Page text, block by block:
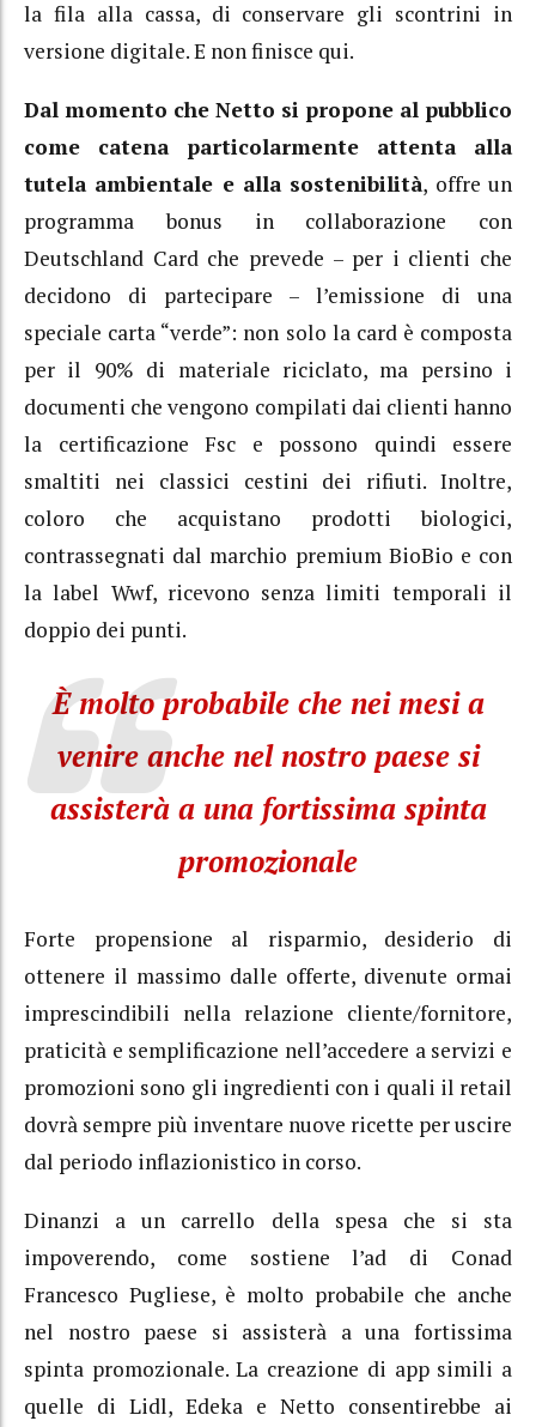
la fila alla cassa, di conservare gli scontrini in
versione digitale. E non finisce qui.
Dal momento che Netto si propone al pubblico
come catena particolarmente attenta alla
tutela ambientale e alla sostenibilità, offre un
programma bonus in collaborazione con
Deutschland Card che prevede – per i clienti che
decidono di partecipare – l’emissione di una
speciale carta “verde”: non solo la card è composta
per il 90% di materiale riciclato, ma persino i
documenti che vengono compilati dai clienti hanno
la certificazione Fsc e possono quindi essere
smaltiti nei classici cestini dei rifiuti. Inoltre,
coloro che acquistano prodotti biologici,
contrassegnati dal marchio premium BioBio e con
la label Wwf, ricevono senza limiti temporali il
doppio dei punti.
È molto probabile che nei mesi a
venire anche nel nostro paese si
assisterà a una fortissima spinta
promozionale
Forte propensione al risparmio, desiderio di
ottenere il massimo dalle offerte, divenute ormai
imprescindibili nella relazione cliente/fornitore,
praticità e semplificazione nell’accedere a servizi e
promozioni sono gli ingredienti con i quali il retail
dovrà sempre più inventare nuove ricette per uscire
dal periodo inflazionistico in corso.
Dinanzi a un carrello della spesa che si sta
impoverendo, come sostiene l’ad di Conad
Francesco Pugliese, è molto probabile che anche
nel nostro paese si assisterà a una fortissima
spinta promozionale. La creazione di app simili a
quelle di Lidl, Edeka e Netto consentirebbe ai